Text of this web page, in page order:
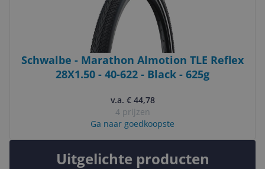
Schwalbe - Marathon Almotion TLE Reflex
28X1.50 - 40-622 - Black - 625g
v.a. € 44,78
4 prijzen
Ga naar goedkoopste
Uitgelichte producten